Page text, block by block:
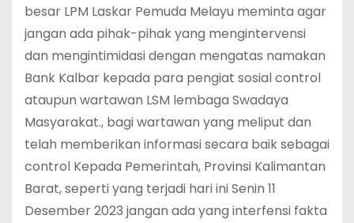
besar LPM Laskar Pemuda Melayu meminta agar
jangan ada pihak-pihak yang mengintervensi
dan mengintimidasi dengan mengatas namakan
Bank Kalbar kepada para pengiat sosial control
ataupun wartawan LSM lembaga Swadaya
Masyarakat., bagi wartawan yang meliput dan
telah memberikan informasi secara baik sebagai
control Kepada Pemerintah, Provinsi Kalimantan
Barat, seperti yang terjadi hari ini Senin 11
Desember 2023 jangan ada yang interfensi fakta